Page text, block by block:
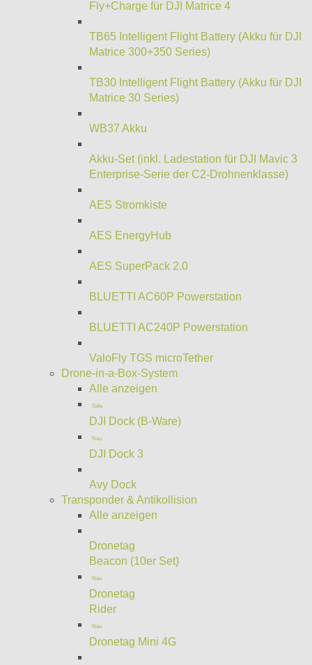
Fly+Charge für DJI Matrice 4
TB65 Intelligent Flight Battery (Akku für DJI
Matrice 300+350 Series)
TB30 Intelligent Flight Battery (Akku für DJI
Matrice 30 Series)
WB37 Akku
Akku-Set (inkl. Ladestation für DJI Mavic 3
Enterprise-Serie der C2-Drohnenklasse)
AES Stromkiste
AES EnergyHub
AES SuperPack 2.0
BLUETTI AC60P Powerstation
BLUETTI AC240P Powerstation
ValoFly TGS microTether
Drone-in-a-Box-System
Alle anzeigen
Sale
DJI Dock (B-Ware)
Neu
DJI Dock 3
Avy Dock
Transponder & Antikollision
Alle anzeigen
Dronetag
Beacon (10er Set)
Neu
Dronetag
Rider
Neu
Dronetag Mini 4G